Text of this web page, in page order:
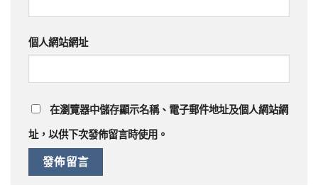
個人網站網址
在瀏覽器中儲存顯示名稱、電子郵件地址及個人網站網
址，以供下次發佈留言時使用。